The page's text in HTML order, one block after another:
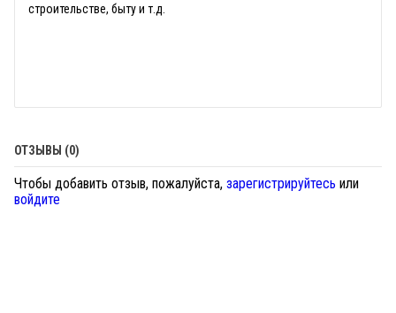
строительстве, быту и т.д.
ОТЗЫВЫ (0)
Чтобы добавить отзыв, пожалуйста, зарегистрируйтесь или
войдите